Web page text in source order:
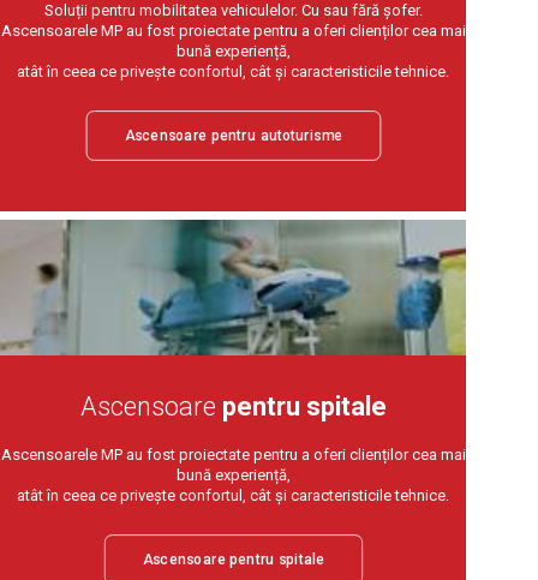
Soluții pentru mobilitatea vehiculelor. Cu sau fără șofer.
Ascensoarele MP au fost proiectate pentru a oferi clienților cea mai
bună experiență,
atât în ceea ce privește confortul, cât și caracteristicile tehnice.
Ascensoare pentru autoturisme
Ascensoare pentru spitale
Ascensoarele MP au fost proiectate pentru a oferi clienților cea mai
bună experiență,
atât în ceea ce privește confortul, cât și caracteristicile tehnice.
Ascensoare pentru spitale